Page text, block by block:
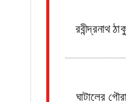
রবীন্দ্রনাথ
ঘাটালের